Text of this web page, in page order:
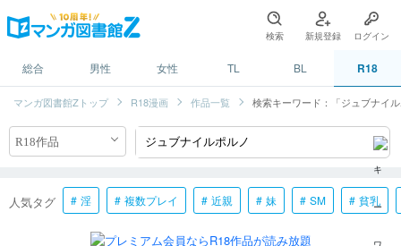
検索 新規登録 ログイン
総合 男性 女性 TL BL R18
マンガ図書館Zトップ R18漫画 作品一覧 検索キーワード：「ジュブナイ
人気タグ 淫 複数プレイ 近親 妹 SM 貧乳